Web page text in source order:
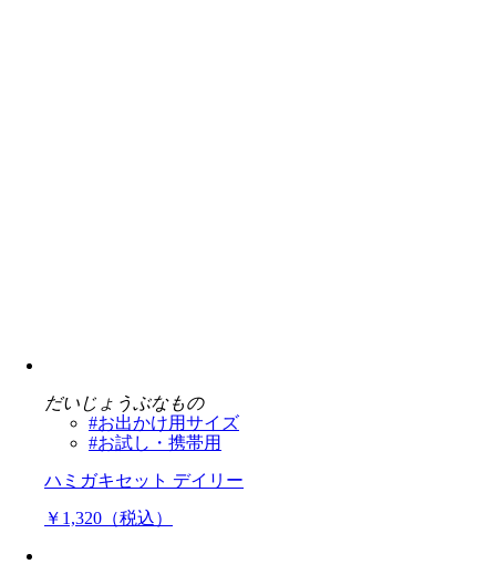
だいじょうぶなもの
#お出かけ用サイズ
#お試し・携帯用
ハミガキセット デイリー
￥1,320（税込）